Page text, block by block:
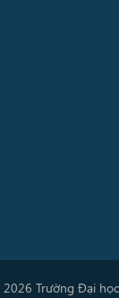
Trường Đại học